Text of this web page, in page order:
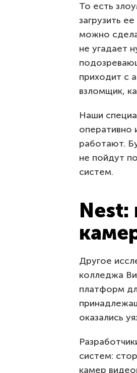
То есть
загрузить
можно
не угадает
приходит с
взломщик,
Наши
оперативно
работают.
не пойдут
систем.
Nest:
Другое
колледжа
платформ
оказались
систем:
камер